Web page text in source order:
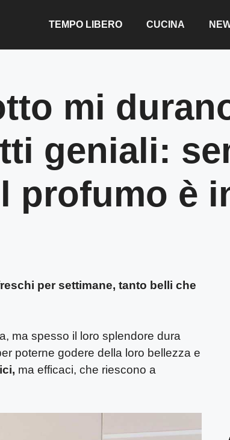
TEMPO LIBERO CUCINA
mi
geniali:
profumo è
per settimane, tanto belli che
ma spesso il loro splendore dura
poterne godere della loro bellezza e
ma efficaci, che riescono a